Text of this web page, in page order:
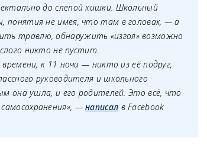
до слепой кишки. Школьный
понятия не имея, что там в головах, — а
травлю, обнаружить «изгоя» возможно
никто не пустит.
к 11 ночи — никто из её подруг,
руководителя и школьного
она ушла, и его родителей. Это всё, что
—написал в Facebook